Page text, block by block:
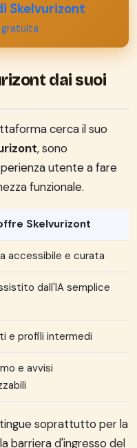
Skelvurizont
gratuita
dai suoi
cerca il suo
, sono
utente a fare
funzionale.
Skelvurizont
accessibile e curata
dall'IA semplice
e profili intermedi
e avvisi
soprattutto per la
barriera d'ingresso del